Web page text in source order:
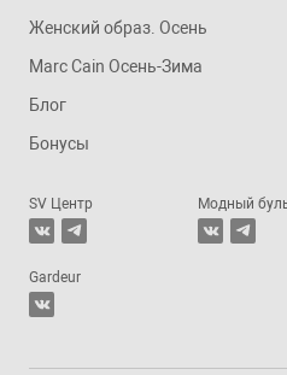
Женский образ. Осень
Marc Cain Осень-Зима
Блог
Бонусы
SV Центр Модный
Gardeur